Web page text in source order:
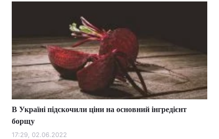
В Україні підскочили ціни на основний інгредієнт
борщу
17:29, 02.06.2022